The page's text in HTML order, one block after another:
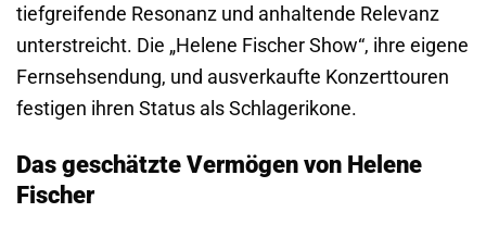
tiefgreifende Resonanz und anhaltende Relevanz
unterstreicht. Die „Helene Fischer Show“, ihre eigene
Fernsehsendung, und ausverkaufte Konzerttouren
festigen ihren Status als Schlagerikone.
Das geschätzte Vermögen von Helene
Fischer